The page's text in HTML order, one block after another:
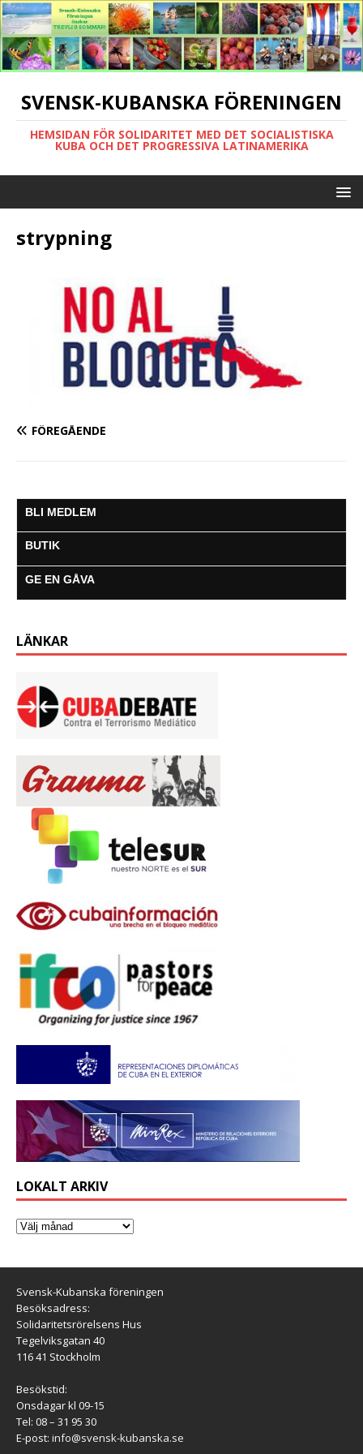
SVENSK-KUBANSKA FÖRENINGEN
HEMSIDAN FÖR SOLIDARITET MED DET SOCIALISTISKA
KUBA OCH DET PROGRESSIVA LATINAMERIKA
strypning
FÖREGÅENDE
BLI MEDLEM
BUTIK
GE EN GÅVA
LÄNKAR
LOKALT ARKIV
Svensk-Kubanska föreningen
Besöksadress:
Solidaritetsrörelsens Hus
Tegelviksgatan 40
116 41 Stockholm
Besökstid:
Onsdagar kl 09-15
Tel: 08 – 31 95 30
E-post: info@svensk-kubanska.se